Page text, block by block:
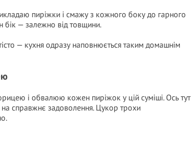
пиріжки і смажу з кожного боку до гарного
бік — залежно від товщини.
— кухня одразу наповнюється таким домашнім
і обвалюю кожен пиріжок у цій суміші. Ось тут
справжнє задоволення. Цукор трохи